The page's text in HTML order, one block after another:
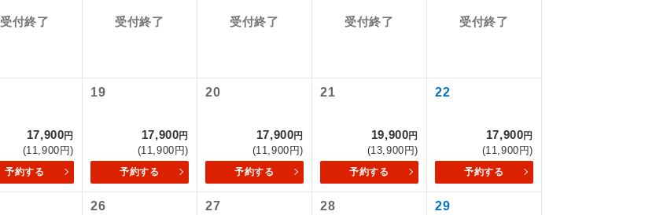
受付終了 受付終了 受付終了 受付終了 受付終了
17,900円
(11,900円)
予約する
19
17,900円
(11,900円)
予約する
20
17,900円
(11,900円)
予約する
21
19,900円
(13,900円)
予約する
22
17,900円
(11,900円)
予約する
26 27 28 29
バスガイドが乗務し、車内での観光案内があります。
絶景スポットに立ち寄るコースです。
温泉地にも宿泊するコースです。